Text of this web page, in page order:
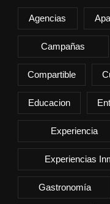
Agencias
Campañas
Compartible
Educacion
Experiencia
Experiencias
Gastronomía